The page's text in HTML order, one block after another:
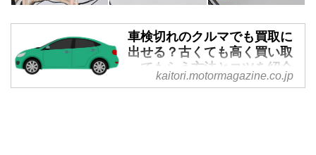
車検切れのクルマでも買取に
出せる？古くても高く買い取
ってもらう方法とコツを紹介
クルマの車検切れで買取できるか
kaitori.motormagazine.co.jp